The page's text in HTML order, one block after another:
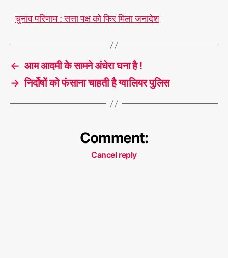
चुनाव परिणाम : सत्ता पक्ष को फिर मिला जनादेश
T
g
बंध
ल
ध
है,
← आम आदमी के सामने अंधेरा घना है !
→ निर्दोषों को फंसाना चाहती है ग्‍वालियर पुलिस
Comment:
Cancel reply